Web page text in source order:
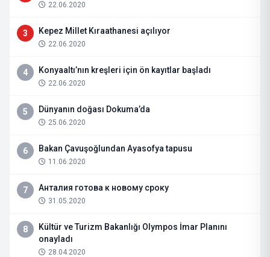
22.06.2020
3 Kepez Millet Kıraathanesi açılıyor
22.06.2020
4 Konyaaltı’nın kreşleri için ön kayıtlar başladı
22.06.2020
5 Dünyanın doğası Dokuma’da
25.06.2020
6 Bakan Çavuşoğlundan Ayasofya tapusu
11.06.2020
7 Анталия готова к новому сроку
31.05.2020
8
Kültür ve Turizm Bakanlığı Olympos İmar Planını
onayladı
28.04.2020